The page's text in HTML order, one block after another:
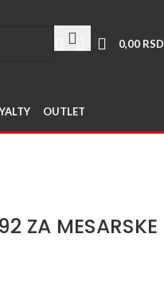
0,00 RSD
OUTLET
ZA MESARSKE